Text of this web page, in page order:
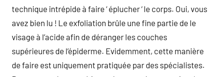
technique intrépide à faire ‘ éplucher ‘ le corps. Oui, vous
avez bien lu ! Le exfoliation brûle une fine partie de le
visage à l’acide afin de déranger les couches
supérieures de l’épiderme. Evidemment, cette manière
de faire est uniquement pratiquée par des spécialistes.